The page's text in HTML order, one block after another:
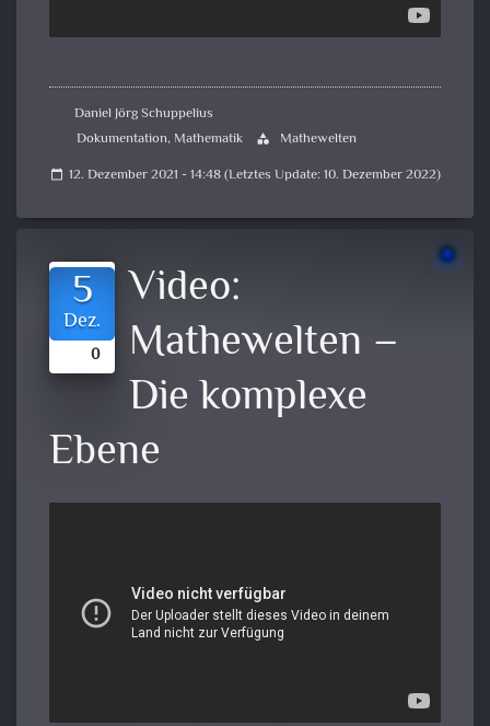
Daniel Jörg Schuppelius
Dokumentation, Mathematik category Mathewelten
calendar_today 12. Dezember 2021 - 14:48 (Letztes Update: 10. Dezember 2022)
5
Dez.
0
Video:
Mathewelten –
Die komplexe
Ebene